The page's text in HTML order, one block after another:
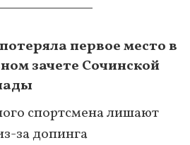
первое место в
зачете Сочинской
спортсмена лишают
за допинга